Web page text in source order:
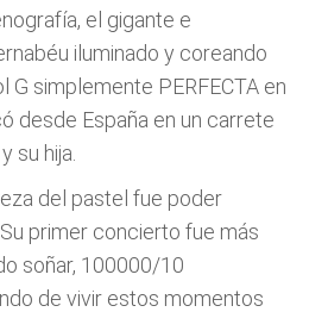
el gigante e
iluminado y coreando
G simplemente PERFECTA en
desde España en un carrete
su hija.
del pastel fue poder
primer concierto fue más
soñar, 100000/10
de vivir estos momentos